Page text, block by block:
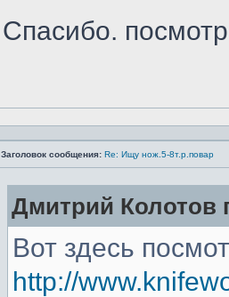
Спасибо.
Заголовок сообщения: Re: Ищу нож.5-8т.р.повар
Дмитрий Колотов
Вот здесь
http://